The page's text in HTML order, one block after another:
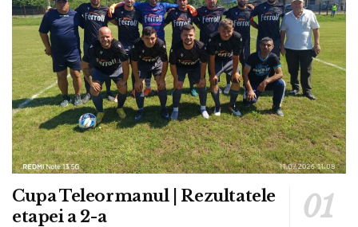
Cupa Teleormanul | Rezultatele
etapei a 2-a